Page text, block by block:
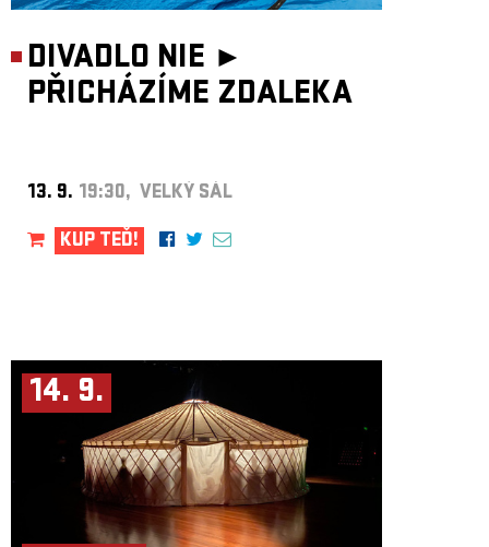
DIVADLO NIE ►
PŘICHÁZÍME ZDALEKA
13. 9. 19:30, VELKÝ SÁL
KUP TEĎ!
14. 9.